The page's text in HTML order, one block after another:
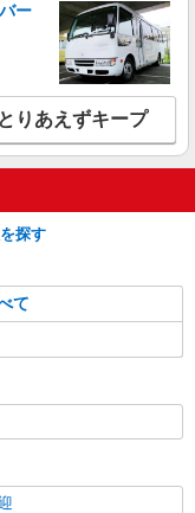
円以上（残業・休
通費全額支
ク通勤OK
ー
とりあえずキープ
探す
て